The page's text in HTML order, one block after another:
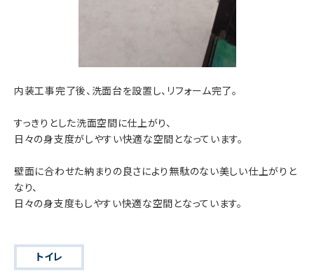
内装工事完了後、洗面台を設置し、リフォーム完了。
すっきりとした洗面空間に仕上がり、
日々の身支度がしやすい快適な空間となっています。
壁面に合わせた納まりの良さにより無駄のない美しい仕上がりと
なり、
日々の身支度もしやすい快適な空間となっています。
トイレ